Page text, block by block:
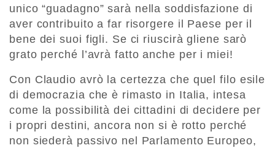
unico “guadagno” sarà nella soddisfazione di
aver contribuito a far risorgere il Paese per il
bene dei suoi figli. Se ci riuscirà gliene sarò
grato perché l’avrà fatto anche per i miei!
Con Claudio avrò la certezza che quel filo esile
di democrazia che è rimasto in Italia, intesa
come la possibilità dei cittadini di decidere per
i propri destini, ancora non si è rotto perché
non siederà passivo nel Parlamento Europeo,